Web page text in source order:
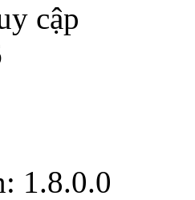
cập
1.8.0.0